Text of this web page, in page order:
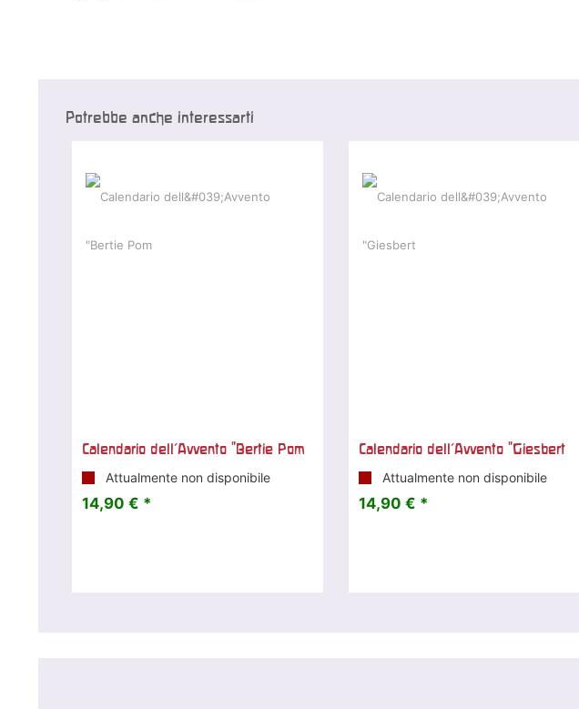
Potrebbe anche interessarti
Calendario dell'Avvento "Bertie Pom
Attualmente non disponibile
14,90 € *
Calendario dell'Avvento "Giesbert
Attualmente non disponibile
14,90 € *